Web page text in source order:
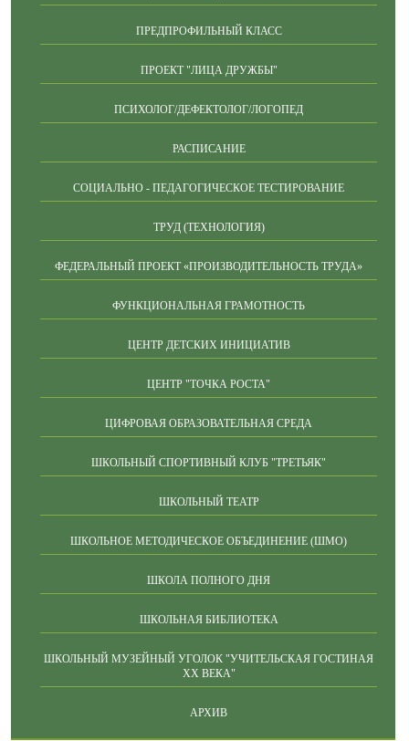
ПРЕДПРОФИЛЬНЫЙ КЛАСС
ПРОЕКТ "ЛИЦА ДРУЖБЫ"
ПСИХОЛОГ/ДЕФЕКТОЛОГ/ЛОГОПЕД
РАСПИСАНИЕ
СОЦИАЛЬНО - ПЕДАГОГИЧЕСКОЕ ТЕСТИРОВАНИЕ
ТРУД (ТЕХНОЛОГИЯ)
ФЕДЕРАЛЬНЫЙ ПРОЕКТ «ПРОИЗВОДИТЕЛЬНОСТЬ ТРУДА»
ФУНКЦИОНАЛЬНАЯ ГРАМОТНОСТЬ
ЦЕНТР ДЕТСКИХ ИНИЦИАТИВ
ЦЕНТР "ТОЧКА РОСТА"
ЦИФРОВАЯ ОБРАЗОВАТЕЛЬНАЯ СРЕДА
ШКОЛЬНЫЙ СПОРТИВНЫЙ КЛУБ "ТРЕТЬЯК"
ШКОЛЬНЫЙ ТЕАТР
ШКОЛЬНОЕ МЕТОДИЧЕСКОЕ ОБЪЕДИНЕНИЕ (ШМО)
ШКОЛА ПОЛНОГО ДНЯ
ШКОЛЬНАЯ БИБЛИОТЕКА
ШКОЛЬНЫЙ МУЗЕЙНЫЙ УГОЛОК "УЧИТЕЛЬСКАЯ ГОСТИНАЯ
ХХ ВЕКА"
АРХИВ